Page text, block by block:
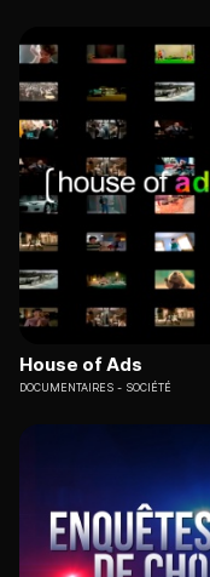
House of Ads
DOCUMENTAIRES SOCIÉTÉ